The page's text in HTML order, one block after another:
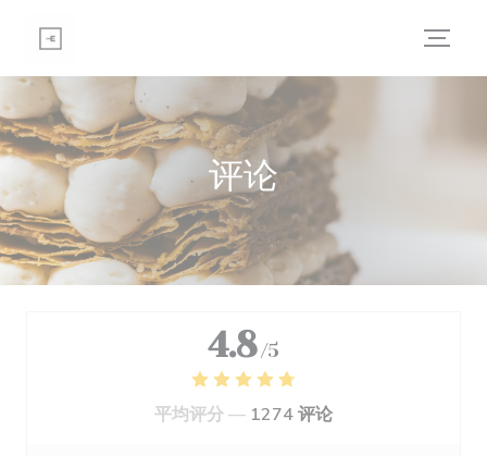
评论
4.8 /5
平均评分 — 1274 评论